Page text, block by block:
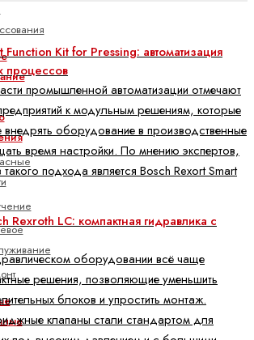
Function Kit for Pressing: автоматизация
процессов
промышленной автоматизации отмечают
к модульным решениям, которые
оборудование в производственные
время настройки. По мнению экспертов,
подхода является Bosch Rexort Smart
Rexroth LC: компактная гидравлика с
оборудовании всё чаще
решения, позволяющие уменьшить
блоков и упростить монтаж.
клапаны стали стандартом для